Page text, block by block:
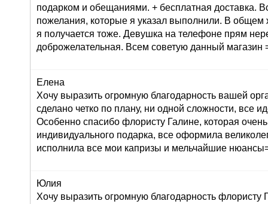
подарком и обещаниями. + бесплатная доставка.
пожелания, которые я указал выполнили. В общем
я получается тоже. Девушка на телефоне прям
доброжелательная. Всем советую данный магазин
Елена
Хочу выразить огромную благодарность вашей
сделано четко по плану, ни одной сложности, все
Особенно спасибо флористу Галине, которая
индивидуального подарка, все оформила
исполнила все мои капризы и мельчайшие
Юлия
Хочу выразить огромную благодарность флористу